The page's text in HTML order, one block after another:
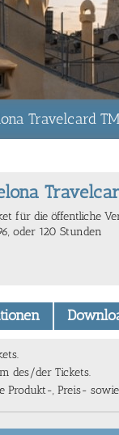
Travelcard
für die öffentliche
oder 120 Stunden
des/der Tickets.
Produkt-, Preis-